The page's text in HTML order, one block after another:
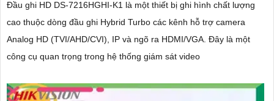
Đầu ghi HD DS-7216HGHI-K1 là một thiết bị ghi hình chất lượng
cao thuộc dòng đầu ghi Hybrid Turbo các kênh hỗ trợ camera
Analog HD (TVI/AHD/CVI), IP và ngõ ra HDMI/VGA. Đây là một
công cụ quan trọng trong hệ thống giám sát video